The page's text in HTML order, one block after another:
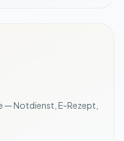
— Notdienst, E-Rezept,